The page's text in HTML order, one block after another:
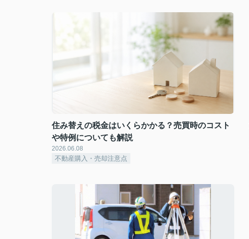
住み替えの税金はいくらかかる？売買時のコスト
や特例についても解説
2026.06.08
不動産購入・売却注意点